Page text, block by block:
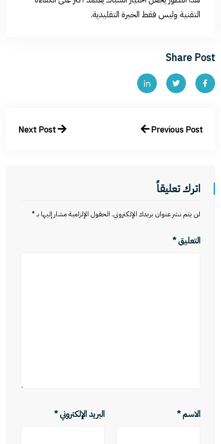
التقنية وليس فقط الخبرة التقليدية.
Share Post
Previous Post
Next Post
اترك تعليقاً
لن يتم نشر عنوان بريدك الإلكتروني.الحقول الإلزامية مشار إليها بـ*
التعليق*
الاسم* البريد الإلكتروني*